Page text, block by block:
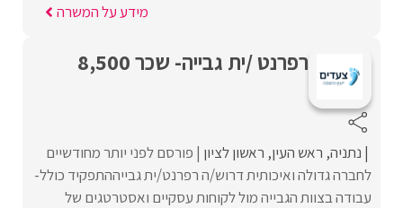
מידע על המשרה
רפרנט /ית גבייה- שכר 8,500
נתניה ראש העין ראשון לציון פורסם לפני יותר מחודשיים
לחברה גדולה ואיכותית דרוש/ה רפרנט/ית גבייההתפקיד כולל-
עבודה בצוות הגבייה מול לקוחות עסקיים ואסטרטגים של